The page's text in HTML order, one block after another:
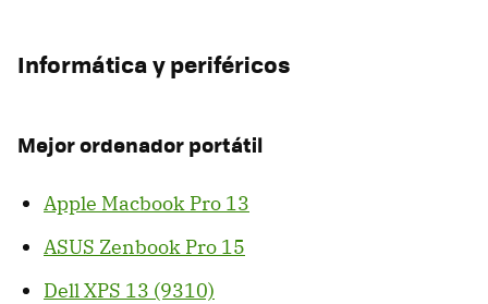
Informática y periféricos
Mejor ordenador portátil
Apple Macbook Pro 13
ASUS Zenbook Pro 15
Dell XPS 13 (9310)